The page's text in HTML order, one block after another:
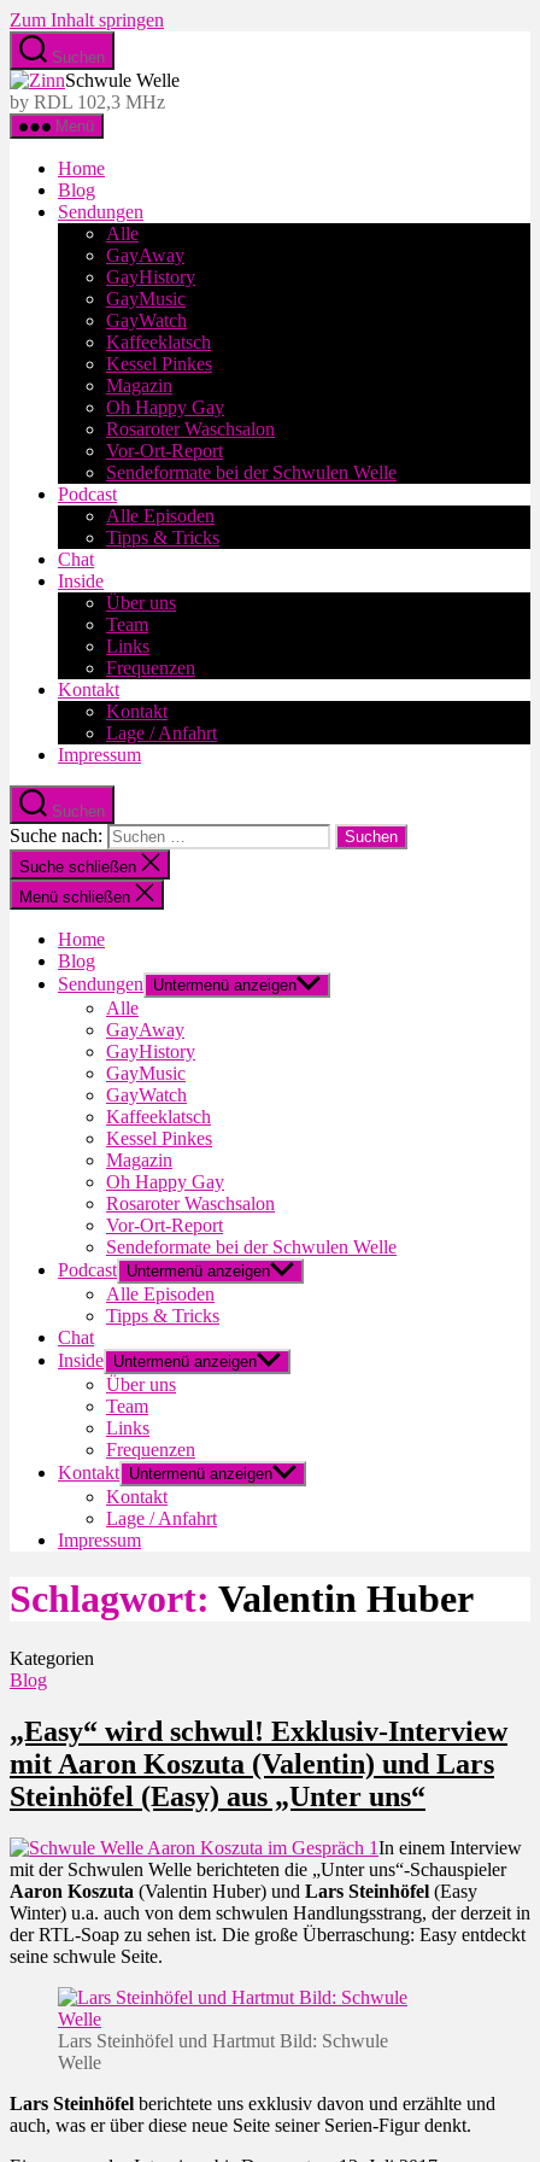
Zum Inhalt springen
Suchen
Schwule Welle
by RDL 102,3 MHz
Menü
Home
Blog
Sendungen
Alle
GayAway
GayHistory
GayMusic
GayWatch
Kaffeeklatsch
Kessel Pinkes
Magazin
Oh Happy Gay
Rosaroter Waschsalon
Vor-Ort-Report
Sendeformate bei der Schwulen Welle
Podcast
Alle Episoden
Tipps & Tricks
Chat
Inside
Über uns
Team
Links
Frequenzen
Kontakt
Kontakt
Lage / Anfahrt
Impressum
Suchen
Suche nach:
Suche schließen
Menü schließen
Home
Blog
Sendungen
Untermenü anzeigen
Alle
GayAway
GayHistory
GayMusic
GayWatch
Kaffeeklatsch
Kessel Pinkes
Magazin
Oh Happy Gay
Rosaroter Waschsalon
Vor-Ort-Report
Sendeformate bei der Schwulen Welle
Podcast Untermenü anzeigen
Alle Episoden
Tipps & Tricks
Chat
Inside Untermenü anzeigen
Über uns
Team
Links
Frequenzen
Kontakt Untermenü anzeigen
Kontakt
Lage / Anfahrt
Impressum
Schlagwort: Valentin Huber
Kategorien
Blog
„Easy“ wird schwul! Exklusiv-Interview
mit Aaron Koszuta (Valentin) und Lars
Steinhöfel (Easy) aus „Unter uns“
In einem Interview
mit der Schwulen Welle berichteten die „Unter uns“-Schauspieler
Aaron Koszuta (Valentin Huber) und Lars Steinhöfel (Easy
Winter) u.a. auch von dem schwulen Handlungsstrang, der derzeit in
der RTL-Soap zu sehen ist. Die große Überraschung: Easy entdeckt
seine schwule Seite.
Lars Steinhöfel und Hartmut Bild: Schwule
Welle
Lars Steinhöfel berichtete uns exklusiv davon und erzählte und
auch, was er über diese neue Seite seiner Serien-Figur denkt.